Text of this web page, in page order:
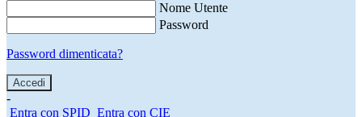
Nome Utente
Password
Password dimenticata?
-
Entra con SPID Entra con CIE